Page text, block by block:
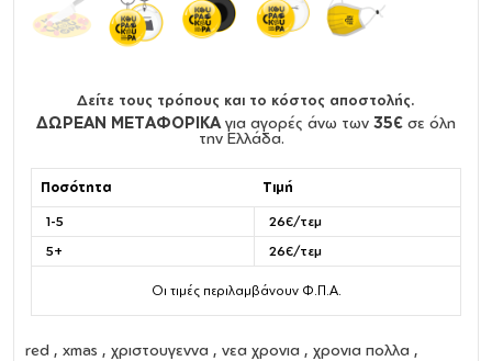
Δείτε τους τρόπους και το κόστος αποστολής.
ΔΩΡΕΑΝ ΜΕΤΑΦΟΡΙΚΑ για αγορές άνω των 35€ σε όλη
την Ελλάδα.
Ποσότητα Τιμή
1-5
26€/τεμ
5+
26€/τεμ
Οι τιμές περιλαμβάνουν Φ.Π.Α.
red , xmas , χριστουγεννα , νεα χρονια , χρονια πολλα ,